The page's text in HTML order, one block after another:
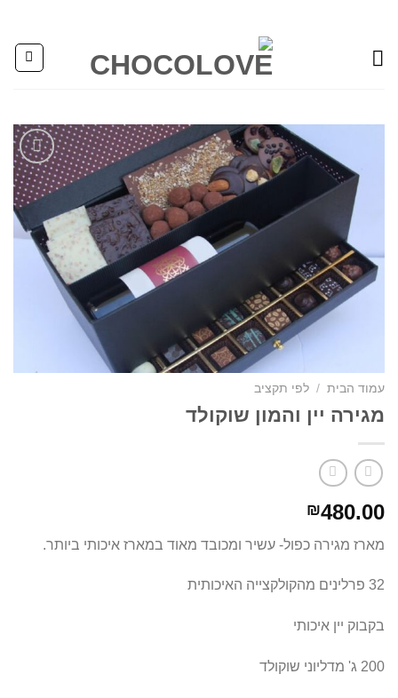
content
Add to
wishlist
עמוד הבית / לפי תקציב
מגירה יין והמון שוקולד
₪480.00
מארז מגירה כפול- עשיר ומכובד מאוד במארז איכותי ביותר.
32 פרלינים מהקולקצייה האיכותית
בקבוק יין איכותי
200 ג' מדליוני שוקולד